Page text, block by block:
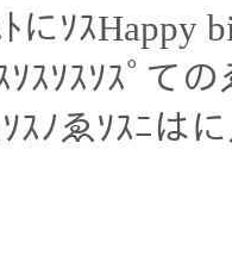
にｿｽHappy
ｿｽｿｽｿｽﾟて
ｽﾉゑｿｽﾆは